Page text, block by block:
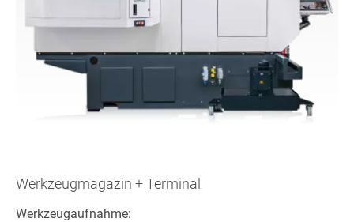
Werkzeugmagazin + Terminal
Werkzeugaufnahme: